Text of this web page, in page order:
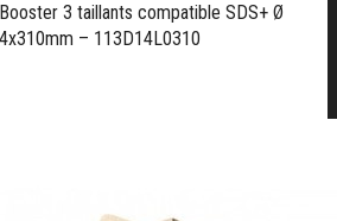
3 taillants compatible SDS+ Ø
– 113D14L0310